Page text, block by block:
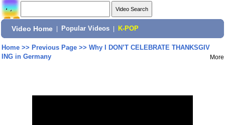
Video Home Popular Videos K-POP
Home>> Previous Page>> Why I DON’T CELEBRATE THANKSGIV
ING in Germany
More